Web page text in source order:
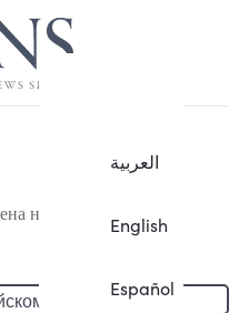
العربية
English
Español
на русский язык.
языке